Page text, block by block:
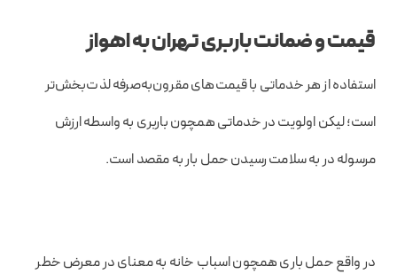
قیمت و ضمانت باربری تهران به اهواز
استفاده از هر خدماتی با قیمت‌های مقرون‌به‌صرفه لذت‌بخش‌تر
است؛ لیکن اولویت در خدماتی همچون باربری به واسطه ارزش
مرسوله در به سلامت رسیدن حمل بار به مقصد است.
در واقع حمل باری همچون اسباب خانه به معنای در معرض خطر